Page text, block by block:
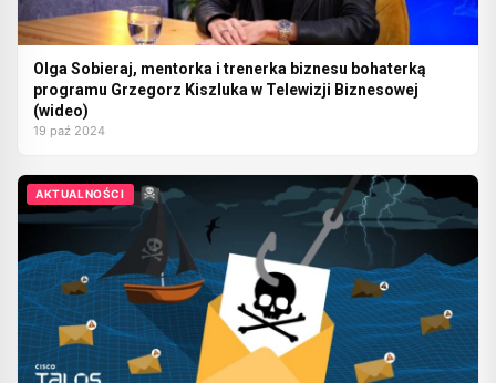
Olga Sobieraj, mentorka i trenerka biznesu bohaterką
programu Grzegorz Kiszluka w Telewizji Biznesowej
(wideo)
19 paź 2024
AKTUALNOŚCI